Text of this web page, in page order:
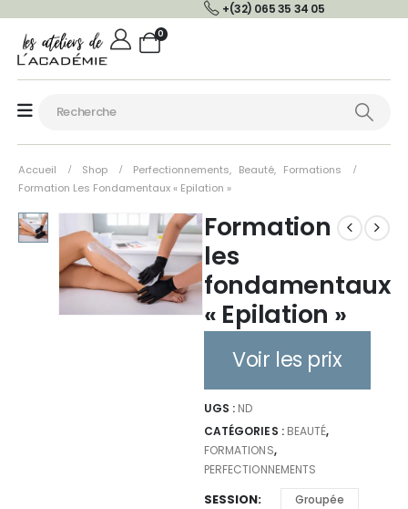
+(32) 065 35 34 05
0
Accueil Shop Perfectionnements, Beauté, Formations
Formation Les Fondamentaux « Epilation »
Formation
les
fondamentaux
« Epilation »
Voir les prix
UGS : ND
CATÉGORIES : BEAUTÉ,
FORMATIONS,
PERFECTIONNEMENTS
SESSION
Groupée